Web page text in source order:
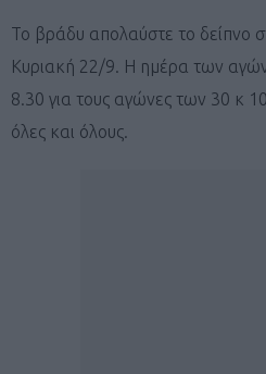
Το βράδυ απολαύστε το δείπνο
Κυριακή 22/9. Η ημέρα των
8.30 για τους αγώνες των 30 κ
όλες και όλους.